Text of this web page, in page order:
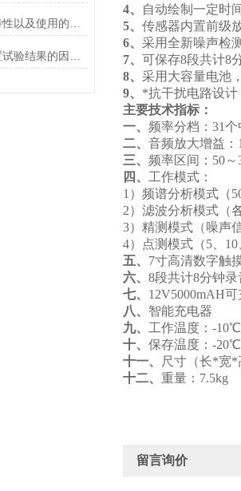
4、
自动绘制一定时
5、 传感器内置前级
6、 采用全新噪声检
7、 可保存8段共计8
8、 采用大容量电池
9、 *抗干扰电路设
主要技术指标：
一、 频率分档：31
二、 音频放大增益
三、 频率区间：50
四、 工作模式：
1）频谱分析模式（
2）滤波分析模式（
3）精测模式（噪声
4）点测模式（5、
五、 7寸高清数字触
六、 8段共计8分钟
七、 12V5000mAH
八、 智能充电器
九、 工作温度：-
十、 保存温度：-
十一、
尺寸（长*宽*
十二、 重量：7.5kg
留言询价